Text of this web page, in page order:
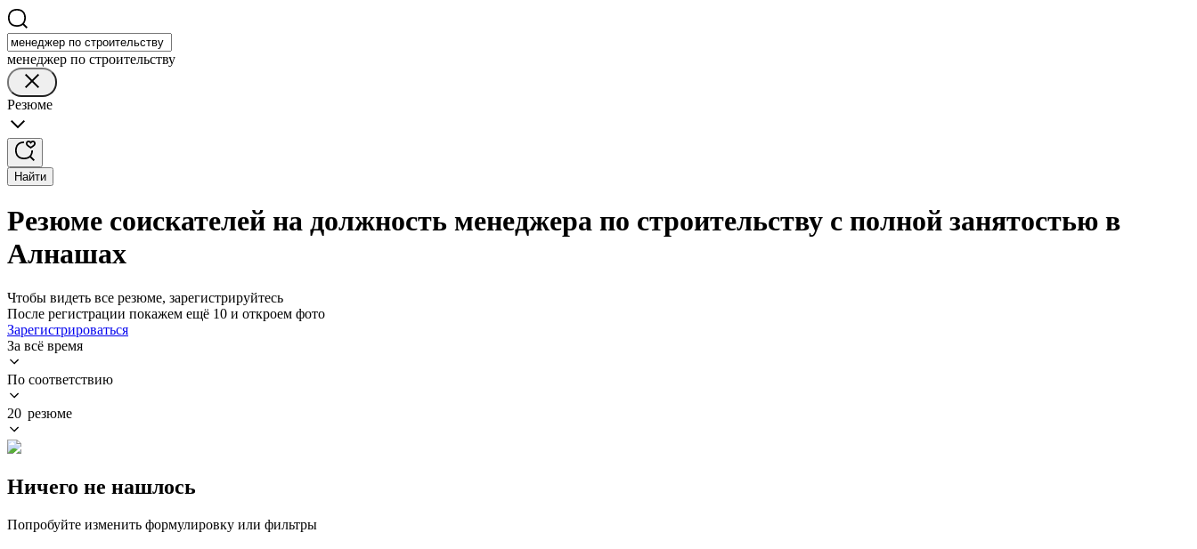
менеджер по строительству
Резюме
Найти
Резюме соискателей на должность менеджера по строительству с полной занятостью в
Алнашах
Чтобы видеть все резюме, зарегистрируйтесь
После регистрации покажем ещё 10 и откроем фото
Зарегистрироваться
За всё время
По соответствию
20 резюме
Ничего не нашлось
Попробуйте изменить формулировку или фильтры